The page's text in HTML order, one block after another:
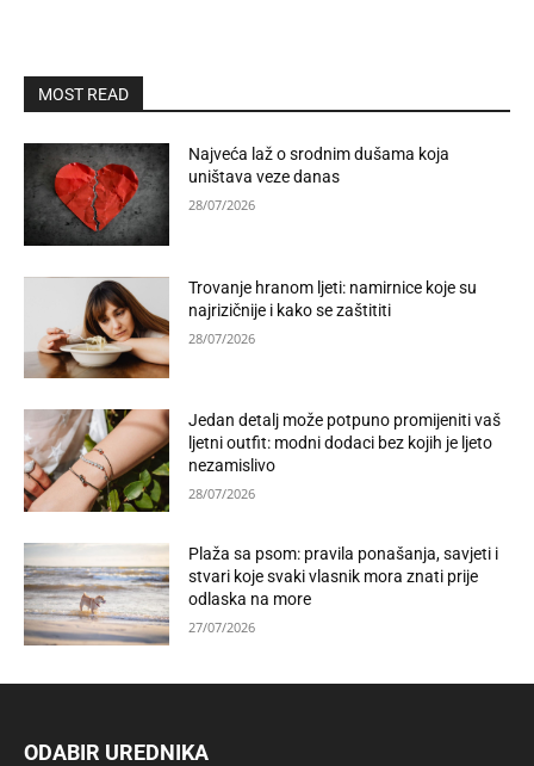
MOST READ
Najveća laž o srodnim dušama koja
uništava veze danas
28/07/2026
Trovanje hranom ljeti: namirnice koje su
najrizičnije i kako se zaštititi
28/07/2026
Jedan detalj može potpuno promijeniti vaš
ljetni outfit: modni dodaci bez kojih je ljeto
nezamislivo
28/07/2026
Plaža sa psom: pravila ponašanja, savjeti i
stvari koje svaki vlasnik mora znati prije
odlaska na more
27/07/2026
ODABIR UREDNIKA